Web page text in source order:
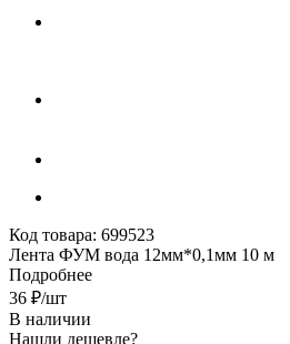
Код товара: 699523
Лента ФУМ вода 12мм*0,1мм 10 м
Подробнее
36 ₽/шт
В наличии
Нашли дешевле?